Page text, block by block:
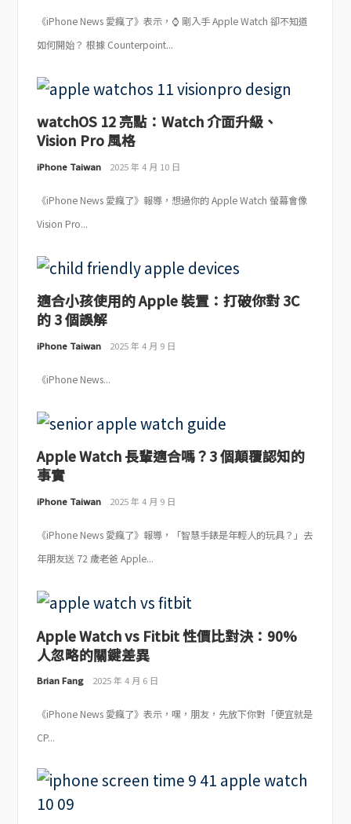
《iPhone News 愛瘋了》表示，⌚ 剛入手 Apple Watch 卻不知道
如何開始？ 根據 Counterpoint...
watchOS 12 亮點：Watch 介面升級、
Vision Pro 風格
iPhone Taiwan 2025 年 4 月 10 日
《iPhone News 愛瘋了》報導，想過你的 Apple Watch 螢幕會像
Vision Pro...
適合小孩使用的 Apple 裝置：打破你對 3C
的 3 個誤解
iPhone Taiwan 2025 年 4 月 9 日
《iPhone News...
Apple Watch 長輩適合嗎？3 個顛覆認知的
事實
iPhone Taiwan 2025 年 4 月 9 日
《iPhone News 愛瘋了》報導，「智慧手錶是年輕人的玩具？」去
年朋友送 72 歲老爸 Apple...
Apple Watch vs Fitbit 性價比對決：90%
人忽略的關鍵差異
Brian Fang 2025 年 4 月 6 日
《iPhone News 愛瘋了》表示，嘿，朋友，先放下你對「便宜就是
CP...